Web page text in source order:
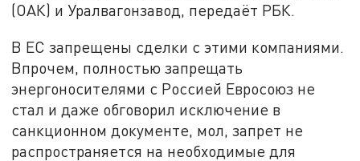
(ОАК) и Уралвагонзавод, передаёт РБК.
В ЕС запрещены сделки с этими компаниями.
Впрочем, полностью запрещать
энергоносителями с Россией Евросоюз не
стал и даже обговорил исключение в
санкционном документе, мол, запрет не
распространяется на необходимые для